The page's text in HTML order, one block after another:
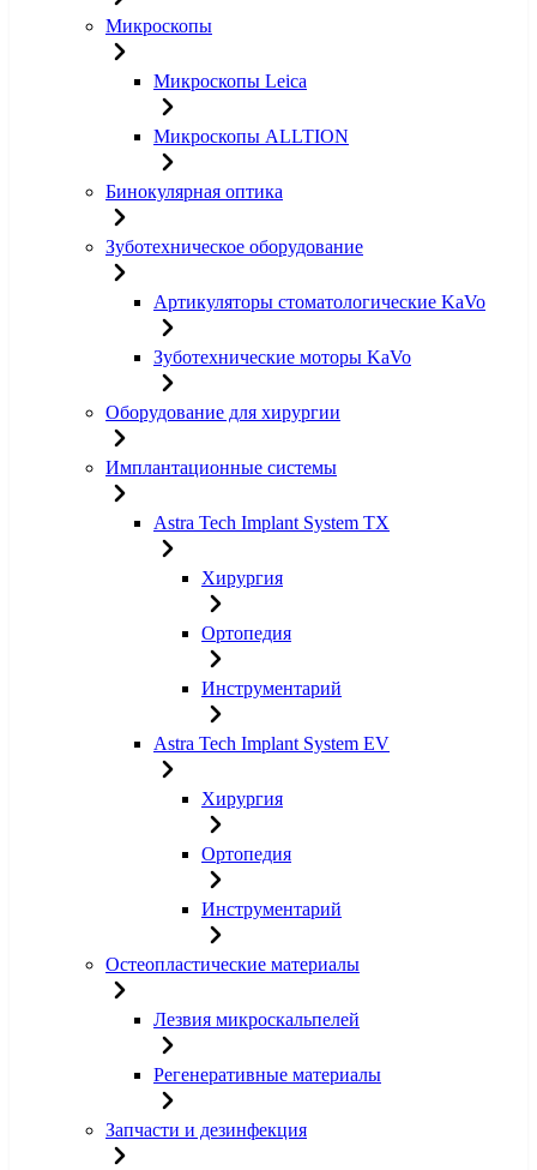
Микроскопы
Микроскопы Leica
Микроскопы ALLTION
Бинокулярная оптика
Зуботехническое оборудование
Артикуляторы стоматологические KaVo
Зуботехнические моторы KaVo
Оборудование для хирургии
Имплантационные системы
Astra Tech Implant System TX
Хирургия
Ортопедия
Инструментарий
Astra Tech Implant System EV
Хирургия
Ортопедия
Инструментарий
Остеопластические материалы
Лезвия микроскальпелей
Регенеративные материалы
Запчасти и дезинфекция